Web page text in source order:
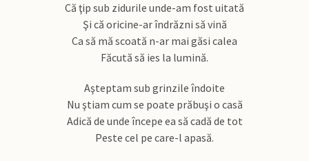
Că ţip sub zidurile unde-am fost uitată
Şi că oricine-ar îndrăzni să vină
Ca să mă scoată n-ar mai găsi calea
Făcută să ies la lumină.
Aşteptam sub grinzile îndoite
Nu ştiam cum se poate prăbuşi o casă
Adică de unde începe ea să cadă de tot
Peste cel pe care-l apasă.